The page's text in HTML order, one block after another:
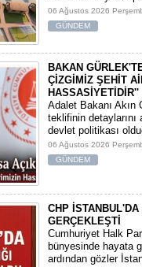
06 Ağustos 2026
GÜNDEM
BAKAN
ÇİZGİMİZ ŞEHİT
HASSASİYETİDİR''
Adalet Bakanı
teklifinin
devlet politikası
06 Ağustos 2026
GÜNDEM
CHP
GERÇEKLEŞTİ
​Cumhuriyet Halk
bünyesinde hayata
ardından gözler